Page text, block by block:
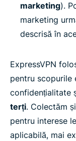
marketing).
marketing
descrisă în
ExpressVPN
pentru scopurile
confidențialitate
terți. Colectăm
pentru interese
aplicabilă, mai